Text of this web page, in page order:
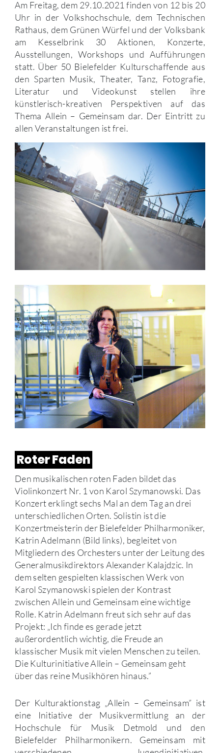
Am Freitag, dem 29.10.2021 finden von 12 bis 20
Uhr in der Volkshochschule, dem Technischen
Rathaus, dem Grünen Würfel und der Volksbank
am Kesselbrink 30 Aktionen, Konzerte,
Ausstellungen, Workshops und Aufführungen
statt. Über 50 Bielefelder Kulturschaffende aus
den Sparten Musik, Theater, Tanz, Fotografie,
Literatur und Videokunst stellen ihre
künstlerisch-kreativen Perspektiven auf das
Thema Allein – Gemeinsam dar. Der Eintritt zu
allen Veranstaltungen ist frei.
Roter Faden
Den musikalischen roten Faden bildet das
Violinkonzert Nr. 1 von Karol Szymanowski. Das
Konzert erklingt sechs Mal an dem Tag an drei
unterschiedlichen Orten. Solistin ist die
Konzertmeisterin der Bielefelder Philharmoniker,
Katrin Adelmann (Bild links), begleitet von
Mitgliedern des Orchesters unter der Leitung des
Generalmusikdirektors Alexander Kalajdzic. In
dem selten gespielten klassischen Werk von
Karol Szymanowski spielen der Kontrast
zwischen Allein und Gemeinsam eine wichtige
Rolle. Katrin Adelmann freut sich sehr auf das
Projekt: „Ich finde es gerade jetzt
außerordentlich wichtig, die Freude an
klassischer Musik mit vielen Menschen zu teilen.
Die Kulturinitiative Allein – Gemeinsam geht
über das reine Musikhören hinaus.”
Der Kulturaktionstag „Allein – Gemeinsam” ist
eine Initiative der Musikvermittlung an der
Hochschule für Musik Detmold und den
Bielefelder Philharmonikern. Gemeinsam mit